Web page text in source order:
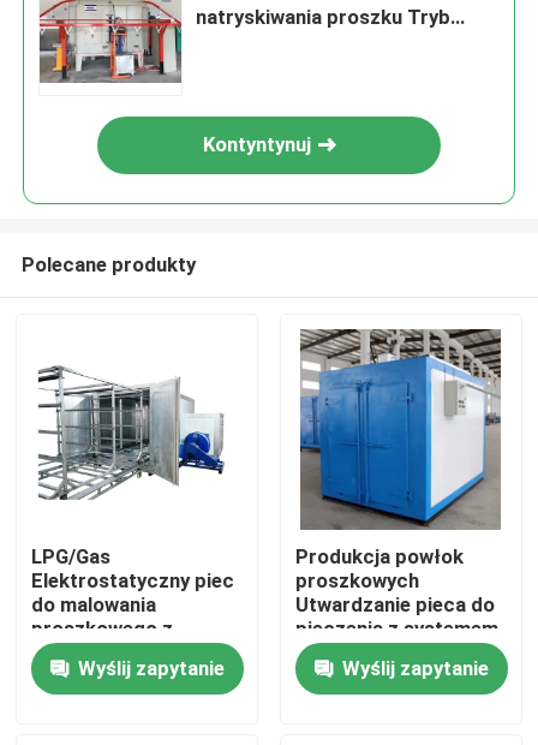
Dom
Produkty
natryskiwania proszku Tryb
Kontyntynuj
Polecane produkty
LPG/Gas
Elektrostatyczny piec
do malowania
proszkowego z
systemem szynowym
Wyślij zapytanie
Produkcja powłok
proszkowych
Utwardzanie pieca do
pieczenia z systemem
ogrzewania gazowego
Wyślij zapytanie